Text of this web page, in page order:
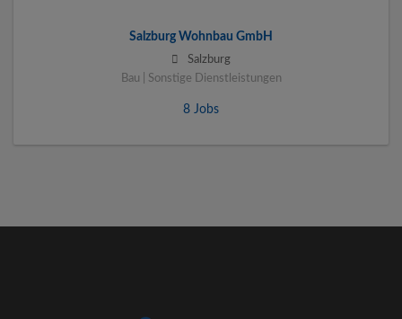
Salzburg Wohnbau GmbH
Salzburg
Bau | Sonstige Dienstleistungen
8 Jobs